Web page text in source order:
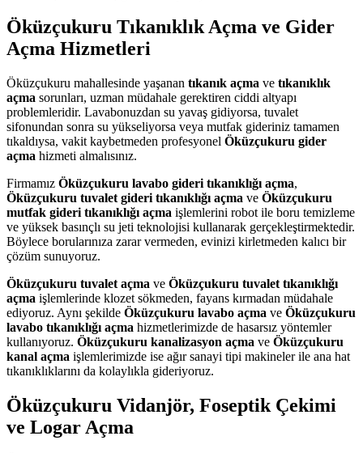
Öküzçukuru Tıkanıklık Açma ve Gider
Açma Hizmetleri
Öküzçukuru mahallesinde yaşanan tıkanık açma ve tıkanıklık
açma sorunları, uzman müdahale gerektiren ciddi altyapı
problemleridir. Lavabonuzdan su yavaş gidiyorsa, tuvalet
sifonundan sonra su yükseliyorsa veya mutfak gideriniz tamamen
tıkaldıysa, vakit kaybetmeden profesyonel Öküzçukuru gider
açma hizmeti almalısınız.
Firmamız Öküzçukuru lavabo gideri tıkanıklığı açma,
Öküzçukuru tuvalet gideri tıkanıklığı açma ve Öküzçukuru
mutfak gideri tıkanıklığı açma işlemlerini robot ile boru temizleme
ve yüksek basınçlı su jeti teknolojisi kullanarak gerçekleştirmektedir.
Böylece borularınıza zarar vermeden, evinizi kirletmeden kalıcı bir
çözüm sunuyoruz.
Öküzçukuru tuvalet açma ve Öküzçukuru tuvalet tıkanıklığı
açma işlemlerinde klozet sökmeden, fayans kırmadan müdahale
ediyoruz. Aynı şekilde Öküzçukuru lavabo açma ve Öküzçukuru
lavabo tıkanıklığı açma hizmetlerimizde de hasarsız yöntemler
kullanıyoruz. Öküzçukuru kanalizasyon açma ve Öküzçukuru
kanal açma işlemlerimizde ise ağır sanayi tipi makineler ile ana hat
tıkanıklıklarını da kolaylıkla gideriyoruz.
Öküzçukuru Vidanjör, Foseptik Çekimi
ve Logar Açma